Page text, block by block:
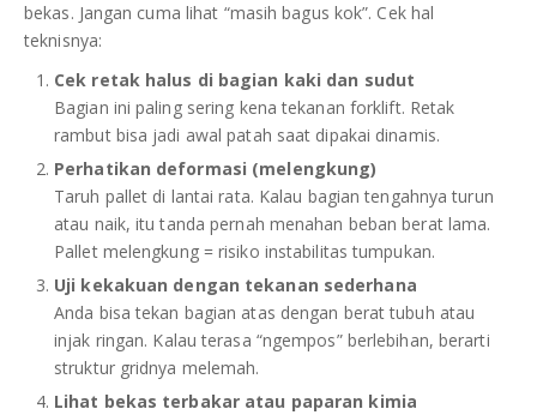
bekas. Jangan cuma lihat “masih bagus kok”. Cek hal
teknisnya:
Cek retak halus di bagian kaki dan sudut
Bagian ini paling sering kena tekanan forklift. Retak
rambut bisa jadi awal patah saat dipakai dinamis.
Perhatikan deformasi (melengkung)
Taruh pallet di lantai rata. Kalau bagian tengahnya turun
atau naik, itu tanda pernah menahan beban berat lama.
Pallet melengkung = risiko instabilitas tumpukan.
Uji kekakuan dengan tekanan sederhana
Anda bisa tekan bagian atas dengan berat tubuh atau
injak ringan. Kalau terasa “ngempos” berlebihan, berarti
struktur gridnya melemah.
Lihat bekas terbakar atau paparan kimia